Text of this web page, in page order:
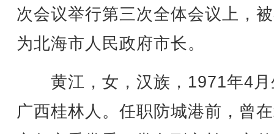
次会议举行第三次全体会议上，
为北海市人民政府市长。
黄江，女，汉族，1971年4月
广西桂林人。任职防城港前，曾